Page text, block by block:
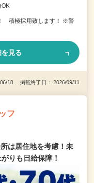
積極採用致します！ ※警
見る
18 掲載終了日： 2026/09/11
フ
は居住地を考慮！未
りも日給保障！